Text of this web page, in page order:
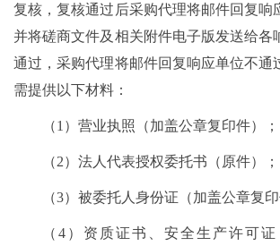
复核，复核通过后采购代理将邮件回复响
并将磋商文件及相关附件电子版发送给各
通过，采购代理将邮件回复响应单位不通
需提供以下材料：
（1）营业执照（加盖公章复印件）；
（2）法人代表授权委托书（原件）；
（3）被委托人身份证（加盖公章复印
（4）资质证书、安全生产许可